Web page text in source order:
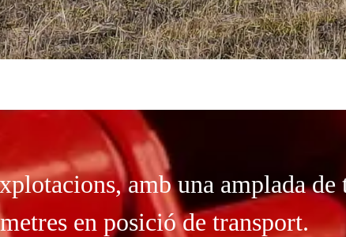
amb una amplada
metres en posició de transport.